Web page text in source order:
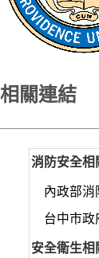
相關連結
消防安全相
內政部
台中市政
安全衛生相